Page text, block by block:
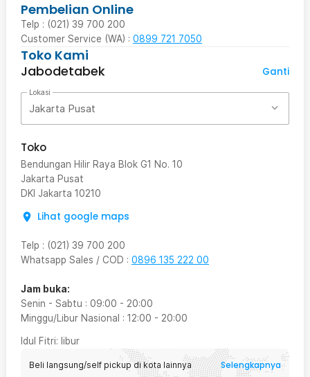
Pembelian Online
Telp : (021) 39 700 200
Customer Service (WA) : 0899 721 7050
Toko Kami
Jabodetabek
Ganti
Lokasi
Jakarta Pusat
Toko
Bendungan Hilir Raya Blok G1 No. 10
Jakarta Pusat
DKI Jakarta 10210
Lihat google maps
Telp : (021) 39 700 200
Whatsapp Sales / COD : 0896 135 222 00
Jam buka:
Senin - Sabtu : 09:00 - 20:00
Minggu/Libur Nasional : 12:00 - 20:00
Idul Fitri: libur
Beli langsung/self pickup di kota lainnya Selengkapnya